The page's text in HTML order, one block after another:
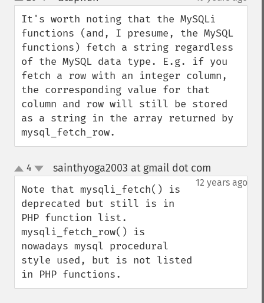
down
It's worth noting that the MySQLi
functions (and, I presume, the MySQL
functions) fetch a string regardless
of the MySQL data type. E.g. if you
fetch a row with an integer column,
the corresponding value for that
column and row will still be stored
as a string in the array returned by
mysql_fetch_row.
up
down
4 sainthyoga2003 at gmail dot com
12 years ago
Note that mysqli_fetch() is
deprecated but still is in
PHP function list.
mysqli_fetch_row() is
nowadays mysql procedural
style used, but is not listed
in PHP functions.